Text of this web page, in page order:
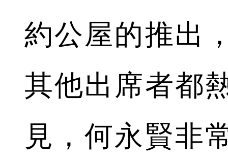
約公屋的推出
其他出席者都
見，何永賢非